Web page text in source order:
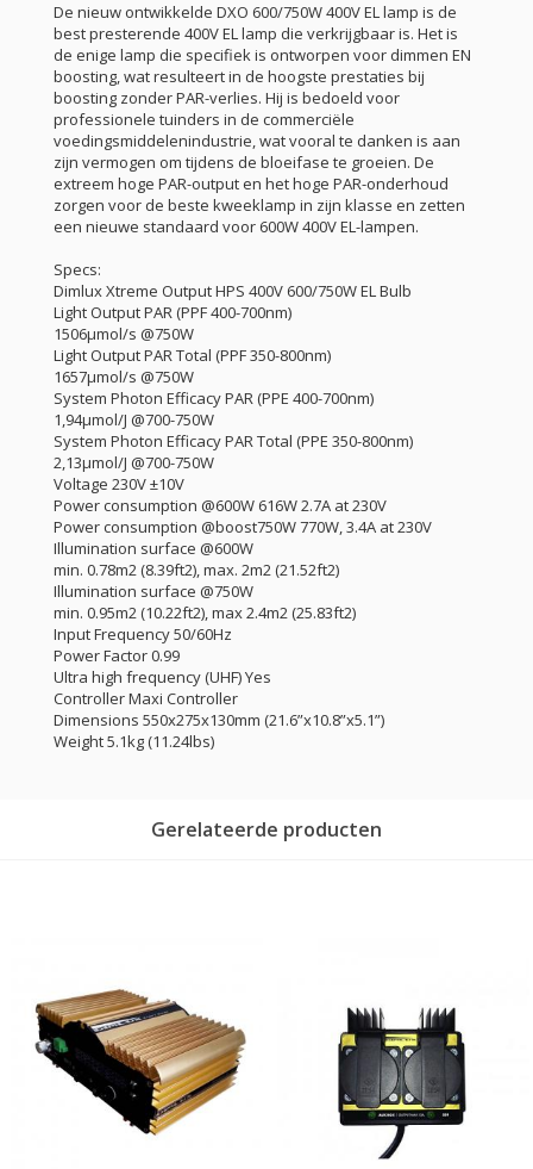
De nieuw ontwikkelde DXO 600/750W 400V EL lamp is de
best presterende 400V EL lamp die verkrijgbaar is. Het is
de enige lamp die specifiek is ontworpen voor dimmen EN
boosting, wat resulteert in de hoogste prestaties bij
boosting zonder PAR-verlies. Hij is bedoeld voor
professionele tuinders in de commerciële
voedingsmiddelenindustrie, wat vooral te danken is aan
zijn vermogen om tijdens de bloeifase te groeien. De
extreem hoge PAR-output en het hoge PAR-onderhoud
zorgen voor de beste kweeklamp in zijn klasse en zetten
een nieuwe standaard voor 600W 400V EL-lampen.
Specs:
Dimlux Xtreme Output HPS 400V 600/750W EL Bulb
Light Output PAR (PPF 400-700nm)
1506μmol/s @750W
Light Output PAR Total (PPF 350-800nm)
1657μmol/s @750W
System Photon Efficacy PAR (PPE 400-700nm)
1,94μmol/J @700-750W
System Photon Efficacy PAR Total (PPE 350-800nm)
2,13μmol/J @700-750W
Voltage 230V ±10V
Power consumption @600W 616W 2.7A at 230V
Power consumption @boost750W 770W, 3.4A at 230V
Illumination surface @600W
min. 0.78m2 (8.39ft2), max. 2m2 (21.52ft2)
Illumination surface @750W
min. 0.95m2 (10.22ft2), max 2.4m2 (25.83ft2)
Input Frequency 50/60Hz
Power Factor 0.99
Ultra high frequency (UHF) Yes
Controller Maxi Controller
Dimensions 550x275x130mm (21.6”x10.8”x5.1”)
Weight 5.1kg (11.24lbs)
Gerelateerde producten